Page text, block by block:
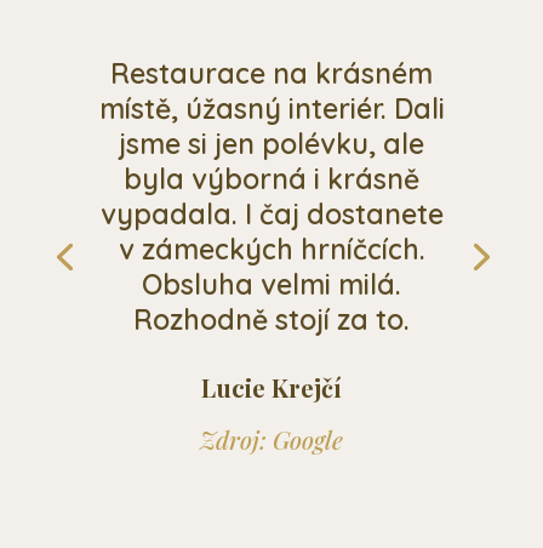
Restaurace na krásném
místě, úžasný interiér. Dali
jsme si jen polévku, ale
byla výborná i krásně
vypadala. I čaj dostanete
v zámeckých hrníčcích.
Obsluha velmi milá.
Rozhodně stojí za to.
Lucie Krejčí
Zdroj: Google